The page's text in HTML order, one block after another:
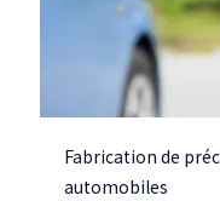
Fabrication de
automobiles